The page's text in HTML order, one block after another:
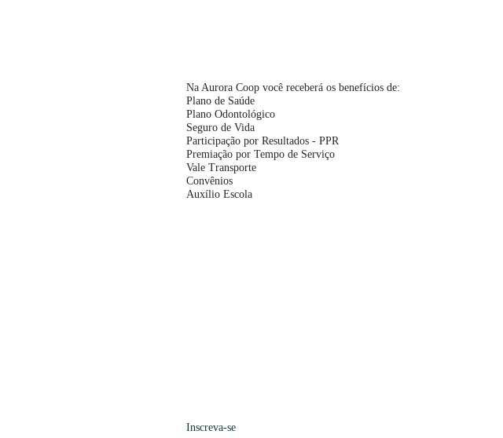
Na Aurora Coop você receberá os benefícios de:
Plano de Saúde
Plano Odontológico
Seguro de Vida
Participação por Resultados - PPR
Premiação por Tempo de Serviço
Vale Transporte
Convênios
Auxílio Escola
Inscreva-se